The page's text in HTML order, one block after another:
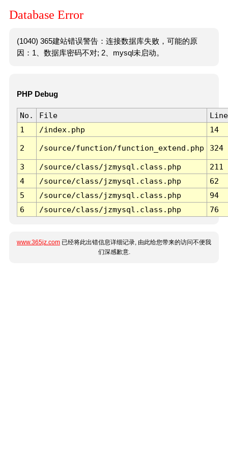
Database Error
(1040) 365建站错误警告：连接数据库失败，可能的原
因：1、数据库密码不对; 2、mysql未启动。
PHP Debug
No. File
Line
1
/index.php 14
2 /source/function/function_extend.php 324
3 /source/class/jzmysql.class.php
211
4
/source/class/jzmysql.class.php
62
5
/source/class/jzmysql.class.php
94
6
/source/class/jzmysql.class.php 76
www.365jz.com 已经将此出错信息详细记录, 由此给您带来的访问不便我
们深感歉意.